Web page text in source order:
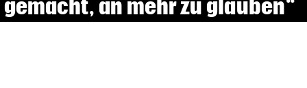
gemacht, an mehr zu glauben“